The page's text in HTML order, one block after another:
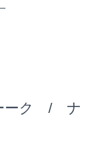
ーク / ナ